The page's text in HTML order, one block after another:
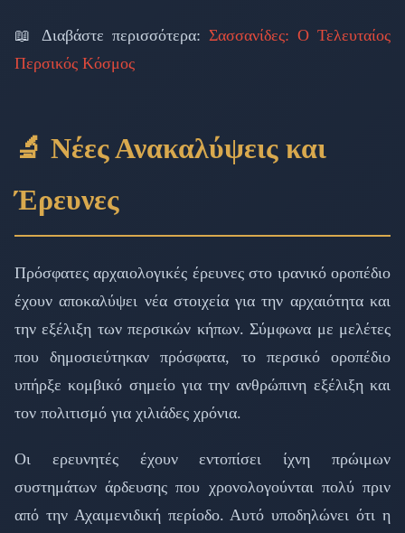
📖 Διαβάστε περισσότερα: Σασσανίδες: Ο Τελευταίος
Περσικός Κόσμος
🔬 Νέες Ανακαλύψεις και
Έρευνες
Πρόσφατες αρχαιολογικές έρευνες στο ιρανικό οροπέδιο
έχουν αποκαλύψει νέα στοιχεία για την αρχαιότητα και
την εξέλιξη των περσικών κήπων. Σύμφωνα με μελέτες
που δημοσιεύτηκαν πρόσφατα, το περσικό οροπέδιο
υπήρξε κομβικό σημείο για την ανθρώπινη εξέλιξη και
τον πολιτισμό για χιλιάδες χρόνια.
Οι ερευνητές έχουν εντοπίσει ίχνη πρώιμων
συστημάτων άρδευσης που χρονολογούνται πολύ πριν
από την Αχαιμενιδική περίοδο. Αυτό υποδηλώνει ότι η